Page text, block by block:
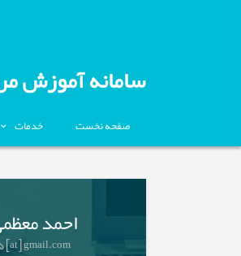
سامانه آموزش
صفحه نخست خدمات
احمد
[at] gmail.com